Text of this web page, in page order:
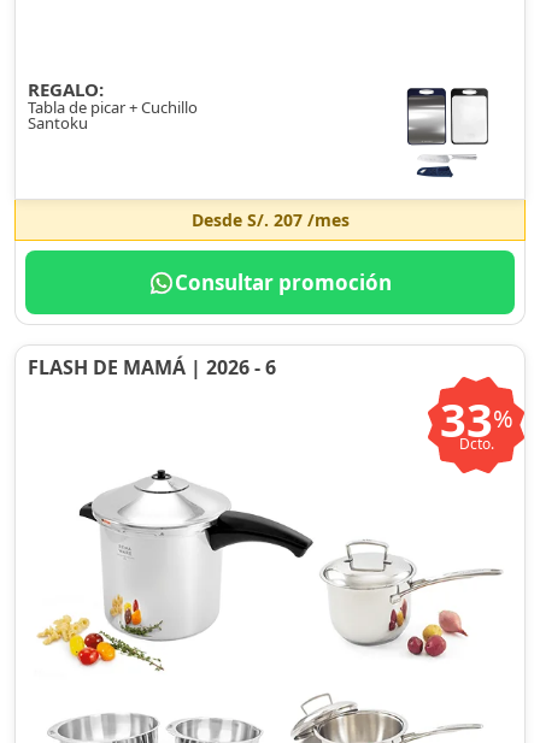
REGALO:
Tabla de picar + Cuchillo
Santoku
Desde S/. 207/mes
Consultar promoción
FLASH DE MAMÁ | 2026 - 6
33%
Dcto.